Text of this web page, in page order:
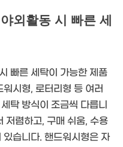
외활동 시 빠른 세
빠른 세탁이 가능한 제품
시형, 로터리형 등 여러
탁 방식이 조금씩 다릅니
저렴하고, 구매 쉬움, 수용
습니다. 핸드워시형은 자